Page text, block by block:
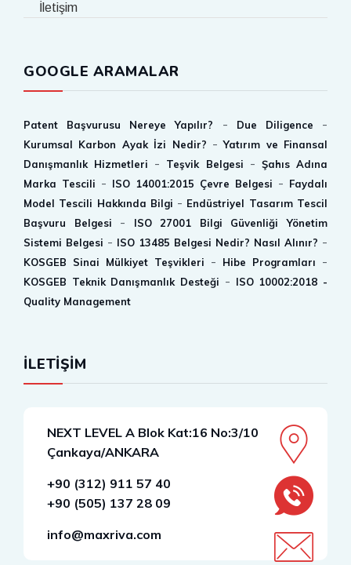
İletişim
GOOGLE ARAMALAR
Patent Başvurusu Nereye Yapılır? - Due Diligence -
Kurumsal Karbon Ayak İzi Nedir? -Yatırım ve Finansal
Danışmanlık Hizmetleri
- Teşvik Belgesi - Şahıs Adına
Marka Tescili - ISO 14001:2015 Çevre Belgesi - Faydalı
Model Tescili Hakkında Bilgi - Endüstriyel Tasarım Tescil
Başvuru Belgesi
-
ISO 27001 Bilgi Güvenliği Yönetim
Sistemi Belgesi - ISO 13485 Belgesi Nedir? Nasıl Alınır? -
KOSGEB Sinai Mülkiyet Teşvikleri - Hibe Programları -
KOSGEB Teknik Danışmanlık Desteği - ISO 10002:2018 -
Quality Management
İLETİŞİM
NEXT LEVEL A Blok Kat:16 No:3/10
Çankaya/ANKARA
+90 (312) 911 57 40
+90 (505) 137 28 09
info@maxriva.com